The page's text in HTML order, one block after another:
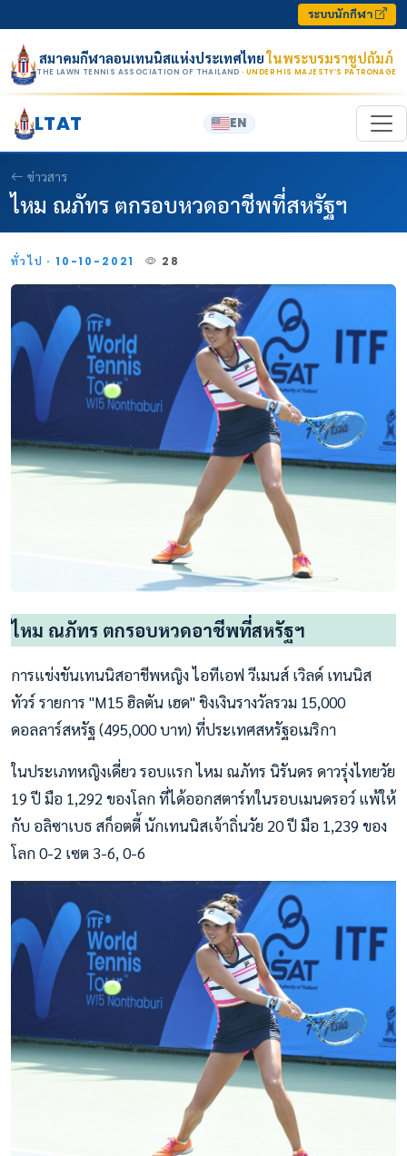
ระบบนักกีฬา
สมาคมกีฬาลอนเทนนิสแห่งประเทศไทยในพระบรมราชูปถัมภ์
THE LAWN TENNIS ASSOCIATION OF THAILAND · UNDER HIS MAJESTY’S PATRONAGE
LTAT EN
ข่าวสาร
ไหม ณภัทร ตกรอบหวดอาชีพที่สหรัฐฯ
ทั่วไป · 10-10-2021 28
ไหม ณภัทร ตกรอบหวดอาชีพที่สหรัฐฯ
การแข่งขันเทนนิสอาชีพหญิง ไอทีเอฟ วีเมนส์ เวิลด์ เทนนิส
ทัวร์ รายการ "M15 ฮิลตัน เฮด" ชิงเงินรางวัลรวม 15,000
ดอลลาร์สหรัฐ (495,000 บาท) ที่ประเทศสหรัฐอเมริกา
ในประเภทหญิงเดี่ยว รอบแรก ไหม ณภัทร นิรันดร ดาวรุ่งไทยวัย
19 ปี มือ 1,292 ของโลก ที่ได้ออกสตาร์ทในรอบเมนดรอว์ แพ้ให้
กับ อลิซาเบธ สก็อตตี้ นักเทนนิสเจ้าถิ่นวัย 20 ปี มือ 1,239 ของ
โลก 0-2 เซต 3-6, 0-6